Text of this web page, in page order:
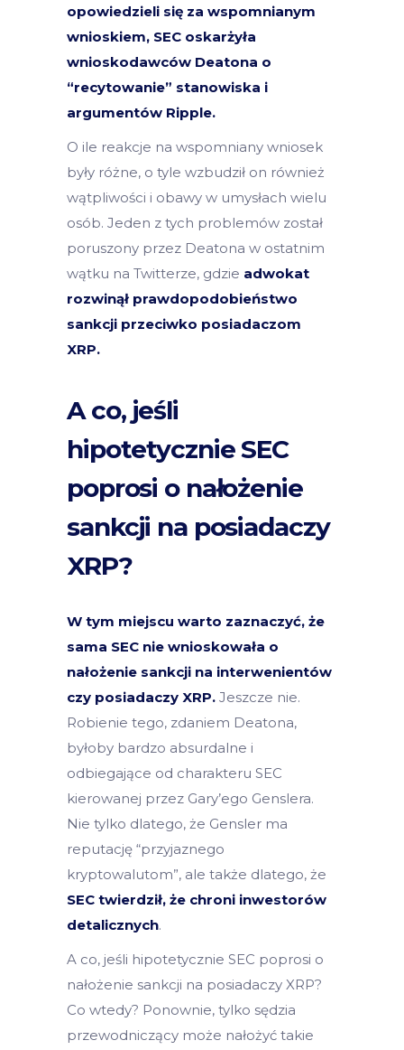
opowiedzieli się za wspomnianym
wnioskiem, SEC oskarżyła
wnioskodawców Deatona o
“recytowanie” stanowiska i
argumentów Ripple.
O ile reakcje na wspomniany wniosek
były różne, o tyle wzbudził on również
wątpliwości i obawy w umysłach wielu
osób. Jeden z tych problemów został
poruszony przez Deatona w ostatnim
wątku na Twitterze, gdzie adwokat
rozwinął prawdopodobieństwo
sankcji przeciwko posiadaczom
XRP.
A co, jeśli
hipotetycznie SEC
poprosi o nałożenie
sankcji na posiadaczy
XRP?
W tym miejscu warto zaznaczyć, że
sama SEC nie wnioskowała o
nałożenie sankcji na interwenientów
czy posiadaczy XRP. Jeszcze nie.
Robienie tego, zdaniem Deatona,
byłoby bardzo absurdalne i
odbiegające od charakteru SEC
kierowanej przez Gary’ego Genslera.
Nie tylko dlatego, że Gensler ma
reputację “przyjaznego
kryptowalutom”, ale także dlatego, że
SEC twierdził, że chroni inwestorów
detalicznych.
A co, jeśli hipotetycznie SEC poprosi o
nałożenie sankcji na posiadaczy XRP?
Co wtedy? Ponownie, tylko sędzia
przewodniczący może nałożyć takie